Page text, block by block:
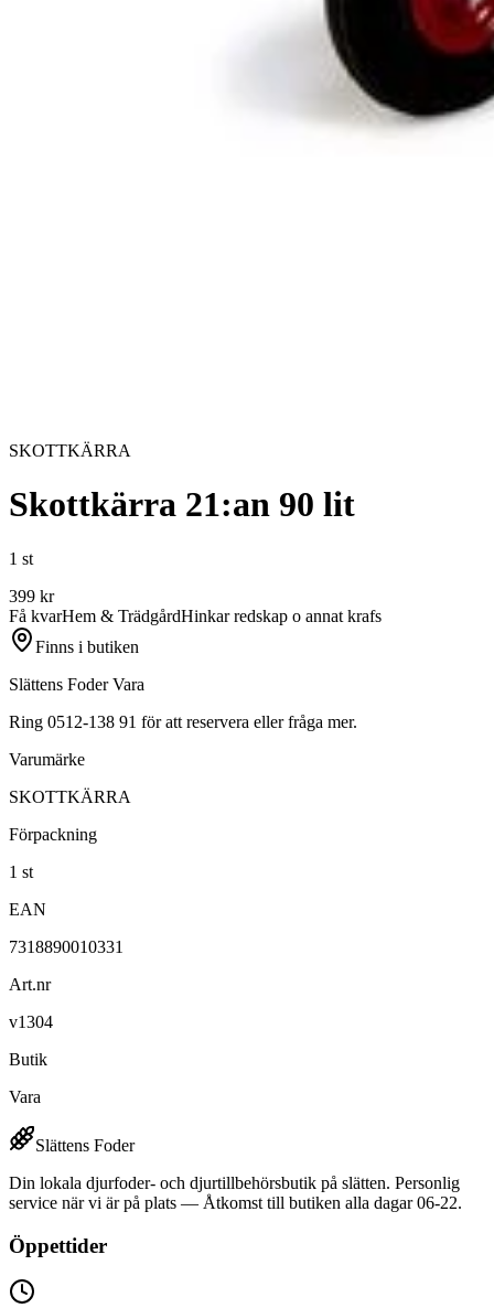
SKOTTKÄRRA
Skottkärra 21:an 90 lit
1 st
399 kr
Få kvarHem & TrädgårdHinkar redskap o annat krafs
Finns i butiken
Slättens Foder Vara
Ring 0512-138 91 för att reservera eller fråga mer.
Varumärke
SKOTTKÄRRA
Förpackning
1 st
EAN
7318890010331
Art.nr
v1304
Butik
Vara
Slättens Foder
Din lokala djurfoder- och djurtillbehörsbutik på slätten. Personlig
service när vi är på plats — Åtkomst till butiken alla dagar 06-22.
Öppettider